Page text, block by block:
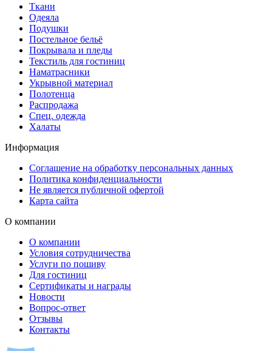
Ткани
Одеяла
Подушки
Постельное бельё
Покрывала и пледы
Текстиль для гостиниц
Наматрасники
Укрывной материал
Полотенца
Распродажа
Спец. одежда
Халаты
Информация
Соглашение на обработку персональных данных
Политика конфиденциальности
Не является публичной офертой
Карта сайта
О компании
О компании
Условия сотрудничества
Услуги по пошиву
Для гостиниц
Сертификаты и награды
Новости
Вопрос-ответ
Отзывы
Контакты